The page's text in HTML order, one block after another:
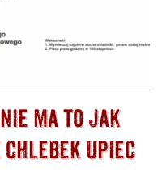
ma to jak
chlebek upiec